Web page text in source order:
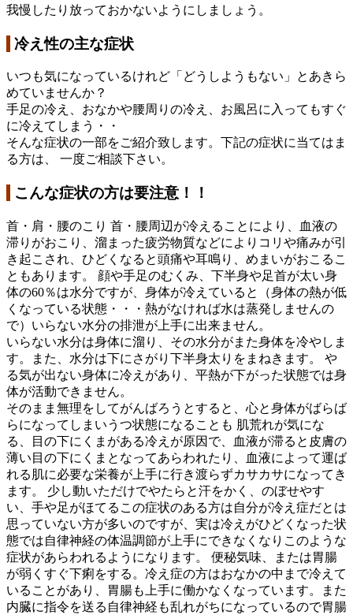
我慢したり放っておかないようにしましょう。
冷え性の主な症状
いつも気になっているけれど「どうしようもない」とあきら
めていませんか？
手足の冷え、おなかや腰周りの冷え、お風呂に入ってもすぐ
に冷えてしまう・・
そんな症状の一部をご紹介致します。下記の症状に当てはま
る方は、 一度ご相談下さい。
こんな症状の方は要注意！！
首・肩・腰のこり 首・腰周辺が冷えることにより、血液の
滞りがおこり、溜まった疲労物質などによりコリや痛みが引
き起こされ、ひどくなると頭痛や耳鳴り、めまいがおこるこ
ともあります。 顔や手足のむくみ、下半身や足首が太い身
体の60％は水分ですが、身体が冷えていると（身体の熱が低
くなっている状態・・・熱がなければ水は蒸発しませんの
で）いらない水分の排泄が上手に出来ません。
いらない水分は身体に溜り、その水分がまた身体を冷やしま
す。また、水分は下にさがり下半身太りをまねきます。 や
る気が出ない身体に冷えがあり、平熱が下がった状態では身
体が活動できません。
そのまま無理をしてがんばろうとすると、心と身体がばらば
らになってしまいうつ状態になることも 肌荒れが気にな
る、目の下にくまがある冷えが原因で、血液が滞ると皮膚の
薄い目の下にくまとなってあらわれたり、血液によって運ば
れる肌に必要な栄養が上手に行き渡らずカサカサになってき
ます。 少し動いただけでやたらと汗をかく、のぼせやす
い、手や足がほてるこの症状のある方は自分が冷え症だとは
思っていない方が多いのですが、実は冷えがひどくなった状
態では自律神経の体温調節が上手にできなくなりこのような
症状があらわれるようになります。 便秘気味、または胃腸
が弱くすぐ下痢をする。冷え症の方はおなかの中まで冷えて
いることがあり、胃腸も上手に働かなくなっています。また
内臓に指令を送る自律神経も乱れがちになっているので胃腸